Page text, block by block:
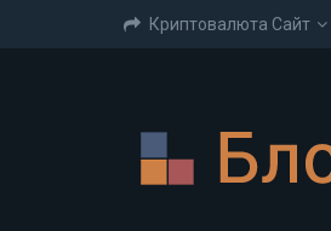
Криптовалюта Cайт